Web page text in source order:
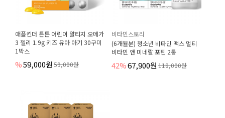
애플킨더 튼튼 어린이 알티지 오메가
3 젤리 1.9g 키즈 유아 아기 30구미
1박스
%59,000원 59,000원
비타민스토리
(6개월분) 청소년 비타민 맥스 멀티
비타민 앤 미네랄 포틴 2통
42%67,900원 118,000원